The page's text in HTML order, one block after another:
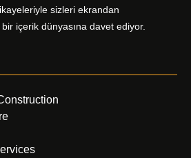
sizleri ekrandan
bir içerik dünyasına davet ediyor.